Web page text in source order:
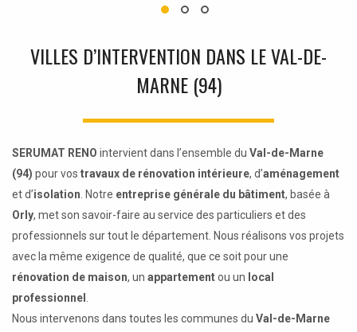
VILLES D’INTERVENTION DANS LE VAL-DE-
MARNE (94)
SERUMAT RENO intervient dans l’ensemble du Val-de-Marne
(94) pour vos travaux de rénovation intérieure, d’aménagement
et d’isolation. Notre entreprise générale du bâtiment, basée à
Orly, met son savoir-faire au service des particuliers et des
professionnels sur tout le département. Nous réalisons vos projets
avec la même exigence de qualité, que ce soit pour une
rénovation de maison, un appartementou un local
professionnel .
Nous intervenons dans toutes les communes du Val-de-Marne